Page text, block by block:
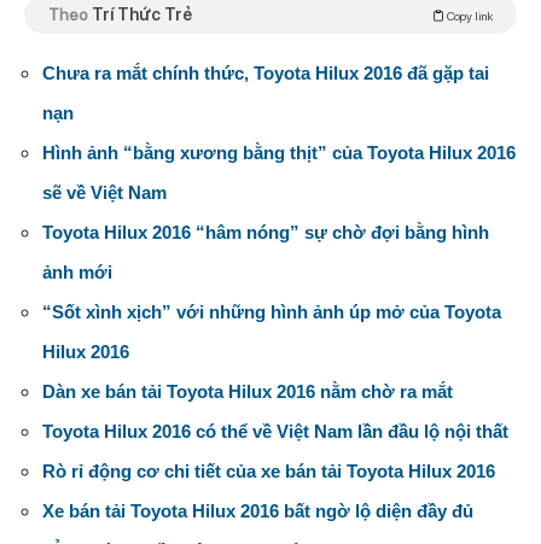
Theo Trí Thức Trẻ Copy link
Chưa ra mắt chính thức, Toyota Hilux 2016 đã gặp tai
nạn
Hình ảnh “bằng xương bằng thịt” của Toyota Hilux 2016
sẽ về Việt Nam
Toyota Hilux 2016 “hâm nóng” sự chờ đợi bằng hình
ảnh mới
“Sốt xình xịch” với những hình ảnh úp mở của Toyota
Hilux 2016
Dàn xe bán tải Toyota Hilux 2016 nằm chờ ra mắt
Toyota Hilux 2016 có thể về Việt Nam lần đầu lộ nội thất
Rò rỉ động cơ chi tiết của xe bán tải Toyota Hilux 2016
Xe bán tải Toyota Hilux 2016 bất ngờ lộ diện đầy đủ